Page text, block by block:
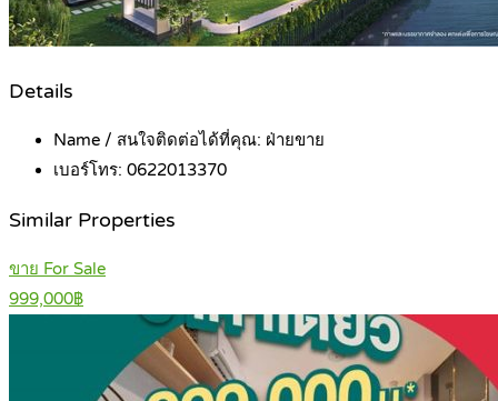
Details
Name / สนใจติดต่อได้ที่คุณ: ฝ่ายขาย
เบอร์โทร: 0622013370
Similar Properties
ขาย For Sale
999,000฿